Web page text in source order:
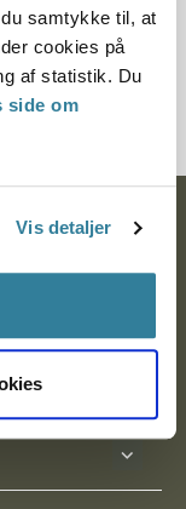
samtykke til, at
cookies på
af statistik. Du
side om
Vis detaljer